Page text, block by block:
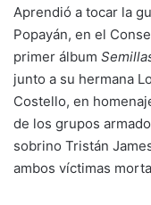
Aprendió a tocar la
Popayán, en el
primer álbum
junto a su hermana
Costello, en
de los grupos
sobrino Tristán
ambos víctimas